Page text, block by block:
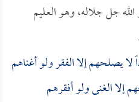
جل جلاله، وهو العليم
لا يصلحهم إلا الفقر ولو أغناهم
إلا الغنى ولو أفقرهم